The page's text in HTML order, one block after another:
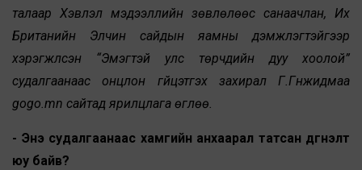
талаар Хэвлэл мэдээллийн зөвлөлөөс санаачлан, Их
Британийн Элчин сайдын яамны дэмжлэгтэйгээр
хэрэгжүүлсэн “Эмэгтэй улс төрчдийн дуу хоолой”
судалгаанаас онцлон гүйцэтгэх захирал Г.Гүнжидмаа
gogo.mn сайтад ярилцлага өглөө.
- Энэ судалгаанаас хамгийн анхаарал татсан дүгнэлт
юу байв?